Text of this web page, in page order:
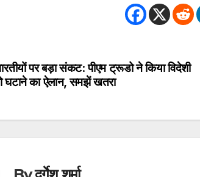
पर बड़ा संकट: पीएम ट्रूडो ने किया विदेशी
घटाने का ऐलान, समझें खतरा